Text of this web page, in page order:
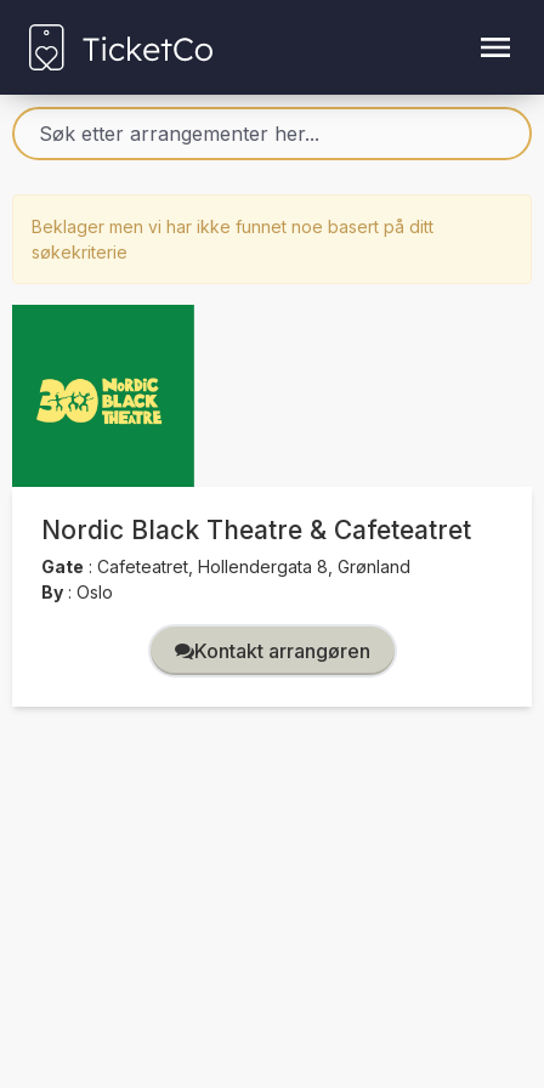
Beklager men vi har ikke funnet noe basert på ditt
søkekriterie
Nordic Black Theatre & Cafeteatret
Gate : Cafeteatret, Hollendergata 8, Grønland
By : Oslo
Kontakt arrangøren